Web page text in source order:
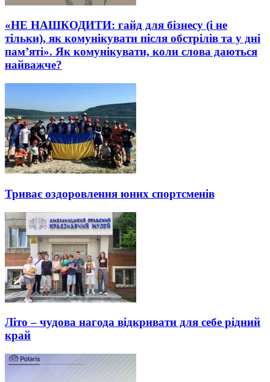
«НЕ НАШКОДИТИ: гайд для бізнесу (і не
тільки), як комунікувати після обстрілів та у дні
пам’яті». Як комунікувати, коли слова даються
найважче?
Триває оздоровлення юних спортсменів
Літо – чудова нагода відкривати для себе рідний
край